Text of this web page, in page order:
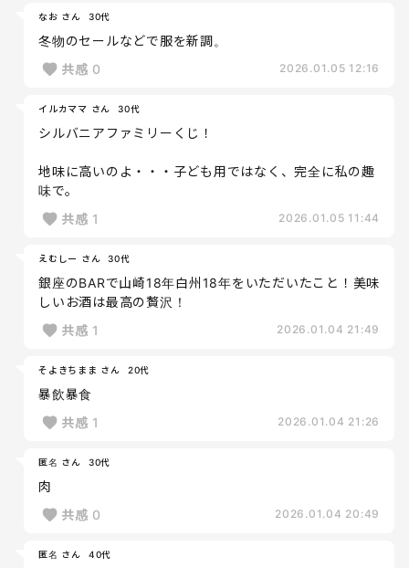
なお さん 30代
冬物のセールなどで服を新調。
共感 0 2026.01.05 12:16
イルカママ さん 30代
シルバニアファミリーくじ！
地味に高いのよ・・・子ども用ではなく、完全に私の趣
味で。
共感 1 2026.01.05 11:44
えむしー さん 30代
銀座のBARで山崎18年白州18年をいただいたこと！美味
しいお酒は最高の贅沢！
共感 1 2026.01.04 21:49
そよきちまま さん 20代
暴飲暴食
共感 1 2026.01.04 21:26
匿名 さん 30代
肉
共感 0 2026.01.04 20:49
匿名 さん 40代